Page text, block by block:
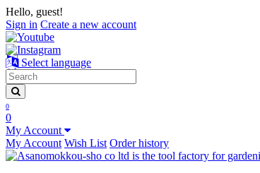
Hello, guest!
Sign in Create a new account
Select language
0
0
My Account
My Account Wish List Order history